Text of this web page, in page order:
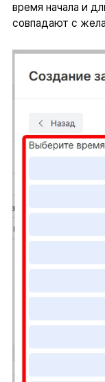
время начала и
совпадают с